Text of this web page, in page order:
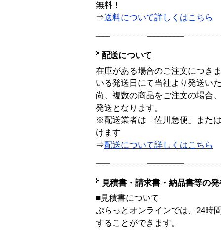
無料！
⇒送料について詳しくはこちら
配送について
在庫がある場合のご注文につき
いる発送日にて当社より発送い
尚、複数の商品をご注文の場合
発送となります。
※配送業者は「佐川急便」また
けます
⇒配送について詳しくはこちら
見積書・請求書・納品書等の
■見積書について
ぷらっとオンラインでは、24時
することができます。